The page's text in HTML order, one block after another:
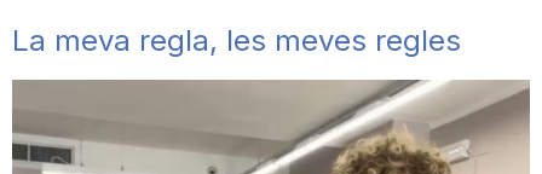
La meva regla, les meves regles